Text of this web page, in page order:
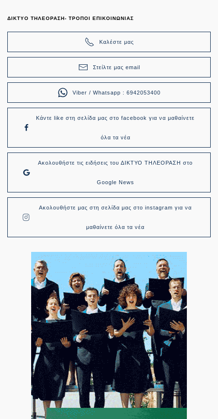
ΔΙΚΤΥΟ ΤΗΛΕΟΡΑΣΗ- ΤΡΟΠΟΙ ΕΠΙΚΟΙΝΩΝΙΑΣ
Καλέστε μας
Στείλτε μας email
Viber / Whatsapp : 6942053400
Κάντε like στη σελίδα μας στο facebook για να μαθαίνετε
όλα τα νέα
Ακολουθήστε τις ειδήσεις του ΔΙΚΤΥΟ ΤΗΛΕΟΡΑΣΗ στο
Google News
Ακολουθήστε μας στη σελίδα μας στο instagram για να
μαθαίνετε όλα τα νέα